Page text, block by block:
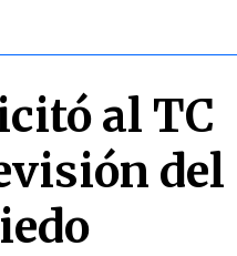
al TC
del